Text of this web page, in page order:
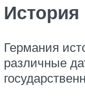
Германия
различные